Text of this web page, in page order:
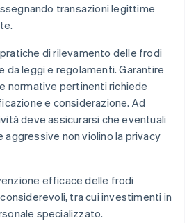
transazioni legittime
di rilevamento delle frodi
da leggi e regolamenti. Garantire
normative pertinenti richiede
e considerazione. Ad
deve assicurarsi che eventuali
aggressive non violino la privacy
efficace delle frodi
tra cui investimenti in
specializzato.